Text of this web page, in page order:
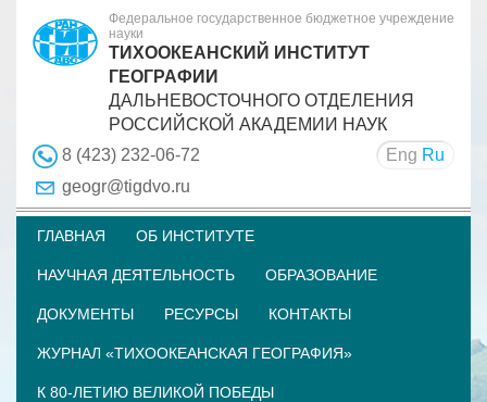
Федеральное государственное бюджетное учреждение
науки
ТИХООКЕАНСКИЙ ИНСТИТУТ
ГЕОГРАФИИ
ДАЛЬНЕВОСТОЧНОГО ОТДЕЛЕНИЯ
РОССИЙСКОЙ АКАДЕМИИ НАУК
8 (423) 232-06-72
Eng Ru
geogr@tigdvo.ru
ГЛАВНАЯ ОБ ИНСТИТУТЕ
НАУЧНАЯ ДЕЯТЕЛЬНОСТЬ ОБРАЗОВАНИЕ
ДОКУМЕНТЫ РЕСУРСЫ КОНТАКТЫ
ЖУРНАЛ «ТИХООКЕАНСКАЯ ГЕОГРАФИЯ»
К 80-ЛЕТИЮ ВЕЛИКОЙ ПОБЕДЫ